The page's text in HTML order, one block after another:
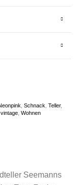
,Schnack ,Teller,
,Wohnen